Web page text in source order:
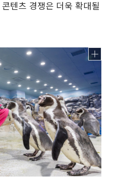
텐츠 경쟁은 더욱 확대될